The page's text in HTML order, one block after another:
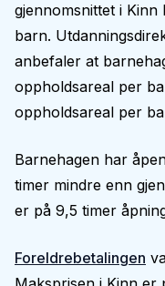
gjennomsnittet i
barn.
anbefaler at
oppholdsareal per
oppholdsareal per
Barnehagen har
timer mindre enn
er på 9,5 timer
Foreldrebetalingen